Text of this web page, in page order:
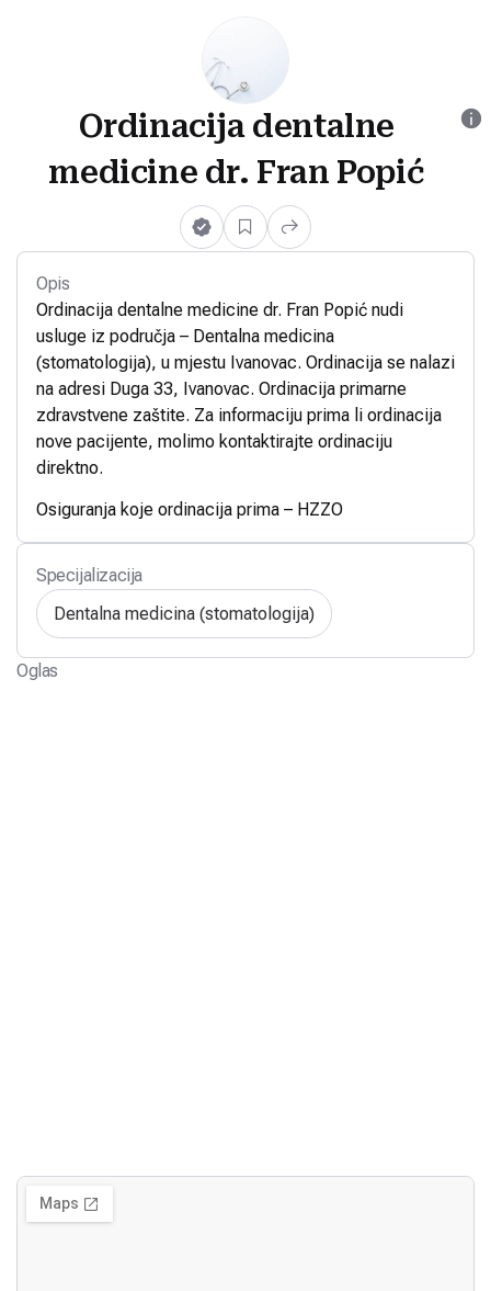
Ordinacija dentalne
medicine dr. Fran Popić
Opis
Ordinacija dentalne medicine dr. Fran Popić nudi
usluge iz područja – Dentalna medicina
(stomatologija), u mjestu Ivanovac. Ordinacija se nalazi
na adresi Duga 33, Ivanovac. Ordinacija primarne
zdravstvene zaštite. Za informaciju prima li ordinacija
nove pacijente, molimo kontaktirajte ordinaciju
direktno.
Osiguranja koje ordinacija prima – HZZO
Specijalizacija
Dentalna medicina (stomatologija)
Oglas